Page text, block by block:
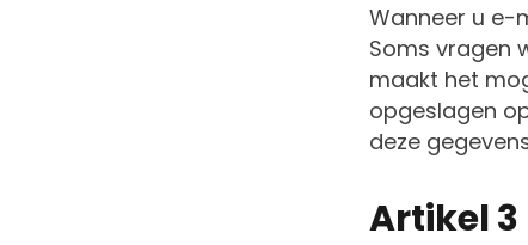
Wanneer u e-
Soms vragen
maakt het
opgeslagen
deze
Artikel 3